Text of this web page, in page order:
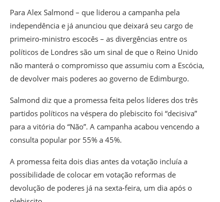
Para Alex Salmond – que liderou a campanha pela
independência e já anunciou que deixará seu cargo de
primeiro-ministro escocês – as divergências entre os
políticos de Londres são um sinal de que o Reino Unido
não manterá o compromisso que assumiu com a Escócia,
de devolver mais poderes ao governo de Edimburgo.
Salmond diz que a promessa feita pelos líderes dos três
partidos políticos na véspera do plebiscito foi “decisiva”
para a vitória do “Não”. A campanha acabou vencendo a
consulta popular por 55% a 45%.
A promessa feita dois dias antes da votação incluía a
possibilidade de colocar em votação reformas de
devolução de poderes já na sexta-feira, um dia após o